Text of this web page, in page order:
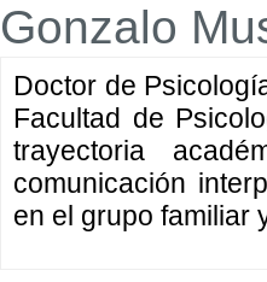
Gonzalo
Doctor de
Facultad de
trayectoria
comunicación
en el grupo familiar